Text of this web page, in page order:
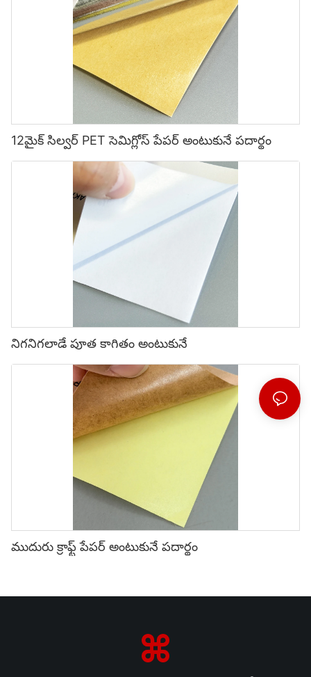
12మైక్ సిల్వర్ PET సెమిగ్లోస్ పేపర్ అంటుకునే పదార్థం
నిగనిగలాడే పూత కాగితం అంటుకునే
ముదురు క్రాఫ్ట్ పేపర్ అంటుకునే పదార్థం